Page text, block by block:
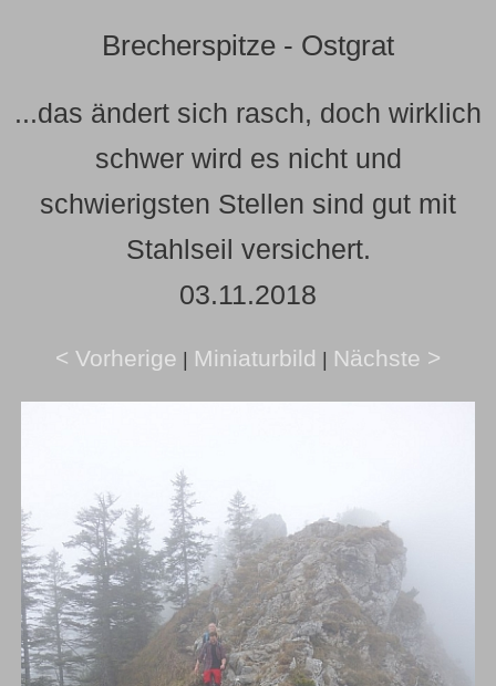
Brecherspitze - Ostgrat
...das ändert sich rasch, doch wirklich
schwer wird es nicht und
schwierigsten Stellen sind gut mit
Stahlseil versichert.
03.11.2018
< Vorherige | Miniaturbild | Nächste >